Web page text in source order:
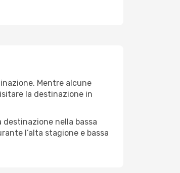
Mentre alcune
la destinazione in
nella bassa
l’alta stagione e bassa